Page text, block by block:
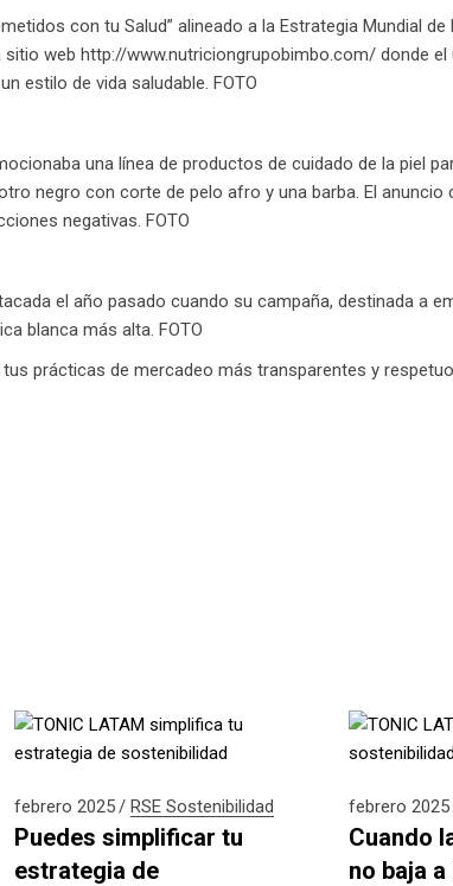
con tu Salud” alineado a la Estrategia Mundial
sitio web http://www.nutriciongrupobimbo.com/ donde
estilo de vida saludable. FOTO
una línea de productos de cuidado de la piel
negro con corte de pelo afro y una barba. El
negativas. FOTO
el año pasado cuando su campaña, destinada a
blanca más alta. FOTO
prácticas de mercadeo más transparentes y
febrero 2025 RSE Sostenibilidad
Puedes simplificar tu
estrategia de
febrero 2025
Cuando
no baja